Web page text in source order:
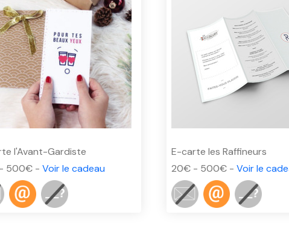
l'Avant-Gardiste
500€ -Voir le cadeau
E-carte les Raffineurs
20€ - 500€ - Voir le